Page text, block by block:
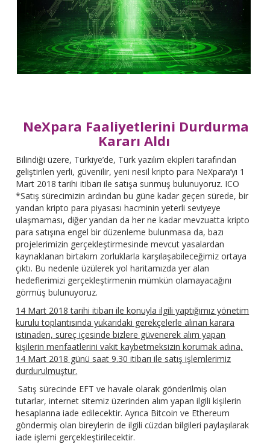
NeXpara Faaliyetlerini Durdurma
Kararı Aldı
Bilindiği üzere, Türkiye’de, Türk yazılım ekipleri tarafından
geliştirilen yerli, güvenilir, yeni nesil kripto para NeXpara’yı 1
Mart 2018 tarihi itibarı ile satışa sunmuş bulunuyoruz. ICO
*Satış sürecimizin ardından bu güne kadar geçen sürede, bir
yandan kripto para piyasası hacminin yeterli seviyeye
ulaşmaması, diğer yandan da her ne kadar mevzuatta kripto
para satışına engel bir düzenleme bulunmasa da, bazı
projelerimizin gerçekleştirmesinde mevcut yasalardan
kaynaklanan birtakım zorluklarla karşılaşabileceğimiz ortaya
çıktı. Bu nedenle üzülerek yol haritamızda yer alan
hedeflerimizi gerçekleştirmenin mümkün olamayacağını
görmüş bulunuyoruz.
14 Mart 2018 tarihi itibarı ile konuyla ilgili yaptığımız yönetim
kurulu toplantısında yukarıdaki gerekçelerle alınan karara
istinaden, süreç içesinde bizlere güvenerek alım yapan
kişilerin menfaatlerini vakit kaybetmeksizin korumak adına,
14 Mart 2018 günü saat 9.30 itibarı ile satış işlemlerimiz
durdurulmuştur.
Satış sürecinde EFT ve havale olarak gönderilmiş olan
tutarlar, internet sitemiz üzerinden alım yapan ilgili kişilerin
hesaplarına iade edilecektir. Ayrıca Bitcoin ve Ethereum
göndermiş olan bireylerin de ilgili cüzdan bilgileri paylaşılarak
iade işlemi gerçekleştirilecektir.